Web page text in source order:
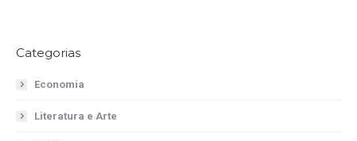
Categorias
Economia
Literatura e Arte